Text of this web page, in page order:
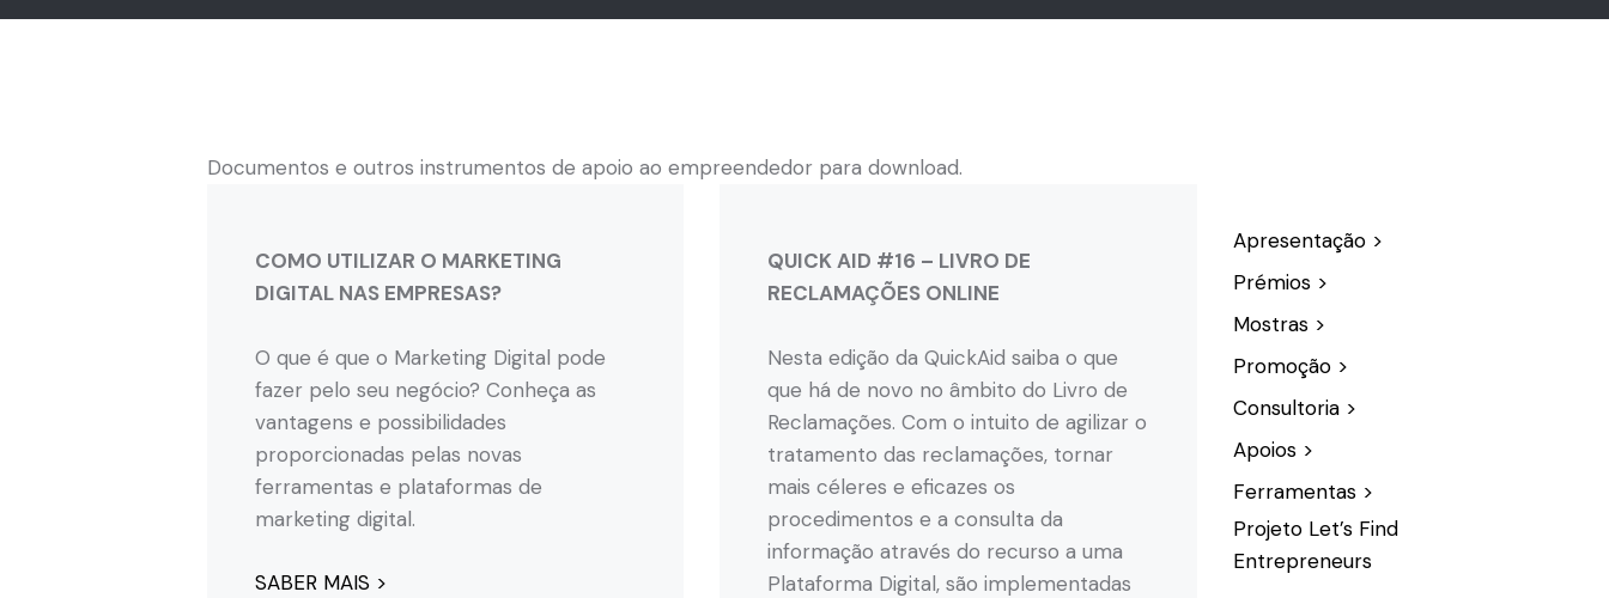
Documentos e outros instrumentos de apoio ao empreendedor para download.
COMO UTILIZAR O MARKETING
DIGITAL NAS EMPRESAS?
O que é que o Marketing Digital pode
fazer pelo seu negócio? Conheça as
vantagens e possibilidades
proporcionadas pelas novas
ferramentas e plataformas de
marketing digital.
SABER MAIS >
QUICK AID #16 – LIVRO DE
RECLAMAÇÕES ONLINE
Nesta edição da QuickAid saiba o que
que há de novo no âmbito do Livro de
Reclamações. Com o intuito de agilizar o
tratamento das reclamações, tornar
mais céleres e eficazes os
procedimentos e a consulta da
informação através do recurso a uma
Plataforma Digital, são implementadas
Apresentação >
Prémios >
Mostras >
Promoção >
Consultoria >
Apoios >
Ferramentas >
Projeto Let’s Find
Entrepreneurs